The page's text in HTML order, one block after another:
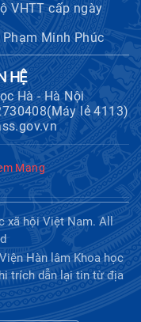
VHTT cấp ngày
Phạm Minh Phúc
HỆ
Hà - Hà Nội
lẻ 4113)
xã hội Việt Nam. All
Hàn lâm Khoa học
trích dẫn lại tin từ địa